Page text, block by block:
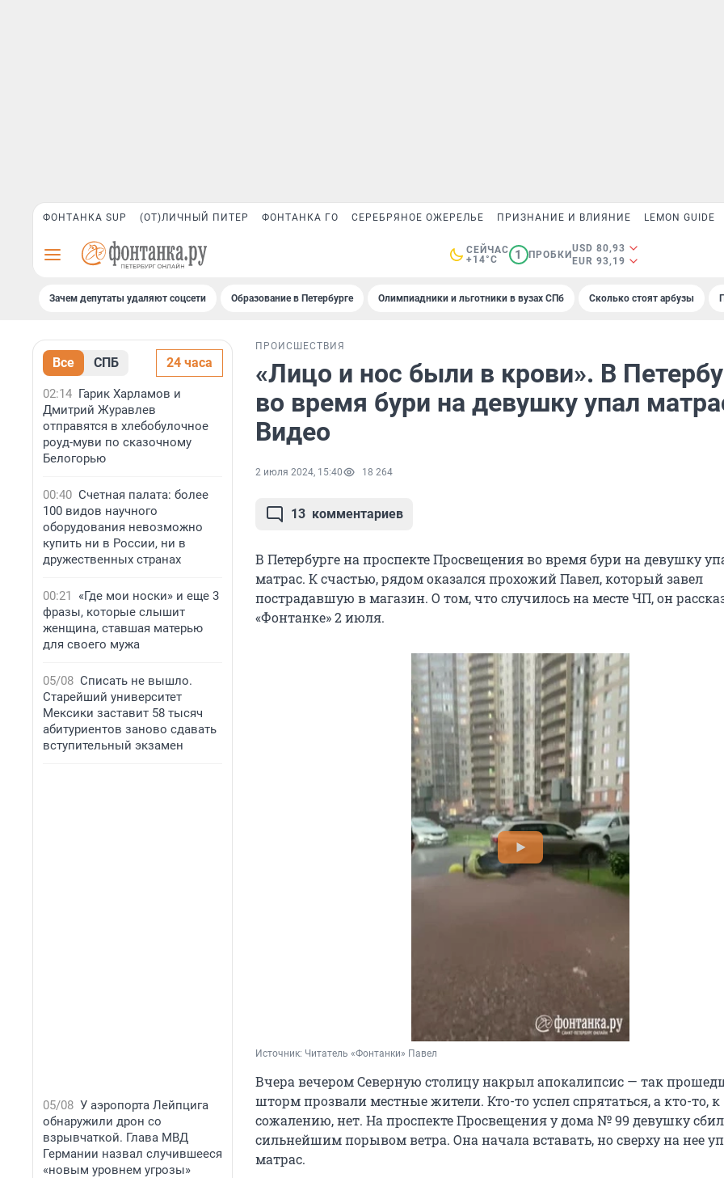
ФОНТАНКА SUP (ОТ)ЛИЧНЫЙ ПИТЕР ФОНТАНКА ГО СЕРЕБРЯНОЕ ОЖЕРЕЛЬЕ ПРИЗНАНИЕ И ВЛИЯНИЕ LEMON GUIDE
СЕЙЧАС
+14°C
1 ПРОБКИ
USD 80,93
EUR 93,19
Зачем депутаты удаляют соцсети Образование в Петербурге Олимпиадники и льготники в вузах СПб Сколько стоят арбузы
Все СПБ 24 часа
02:14 Гарик Харламов и
Дмитрий Журавлев
отправятся в хлебобулочное
роуд-муви по сказочному
Белогорью
00:40 Счетная палата: более
100 видов научного
оборудования невозможно
купить ни в России, ни в
дружественных странах
00:21
«Где мои носки» и еще 3
фразы, которые слышит
женщина, ставшая матерью
для своего мужа
05/08 Списать не вышло.
Старейший университет
Мексики заставит 58 тысяч
абитуриентов заново сдавать
вступительный экзамен
05/08 У аэропорта Лейпцига
обнаружили дрон со
взрывчаткой. Глава МВД
Германии назвал случившееся
«новым уровнем угрозы»
ПРОИСШЕСТВИЯ
«Лицо и нос были в крови». В
во время бури на девушку упал
Видео
2 июля 2024, 15:40 18 264
13 комментариев
В Петербурге на проспекте Просвещения во время бури на девушку
матрас. К счастью, рядом оказался прохожий Павел, который завел
пострадавшую в магазин. О том, что случилось на месте ЧП, он
«Фонтанке» 2 июля.
Источник: Читатель «Фонтанки» Павел
Вчера вечером Северную столицу накрыл апокалипсис — так
шторм прозвали местные жители. Кто-то успел спрятаться, а кто-то, к
сожалению, нет. На проспекте Просвещения у дома № 99 девушку
сильнейшим порывом ветра. Она начала вставать, но сверху на нее
матрас.